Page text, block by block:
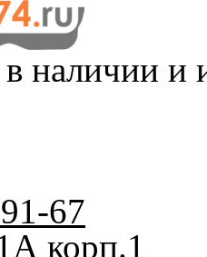
наличии и
67
корп.1